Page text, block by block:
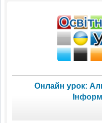
Онлайн урок: